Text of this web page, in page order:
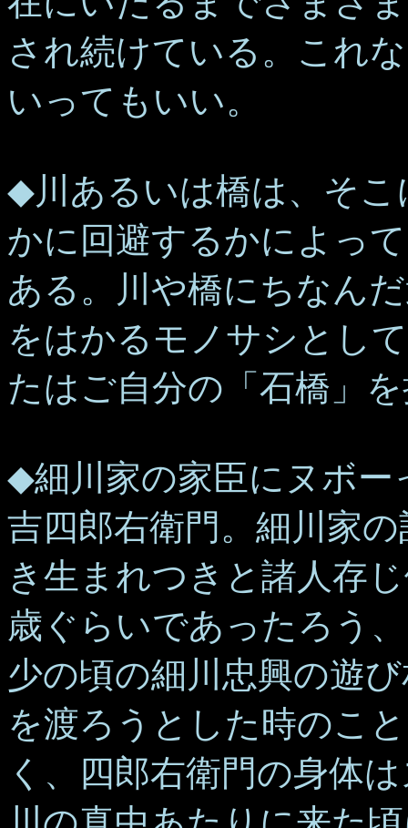
され続けている。これ
いってもいい。
◆川あるいは橋は、そ
かに回避するかによっ
ある。川や橋にちなん
をはかるモノサシとし
たはご自分の「石橋」
◆細川家の家臣にヌボー
吉四郎右衛門。細川家
き生まれつきと諸人存
歳ぐらいであったろう
少の頃の細川忠興の遊
を渡ろうとした時のこ
く、四郎右衛門の身体